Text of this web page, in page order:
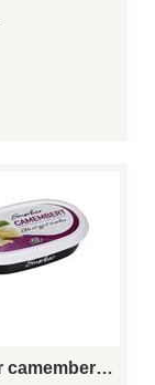
Smørbar camembert 150 g